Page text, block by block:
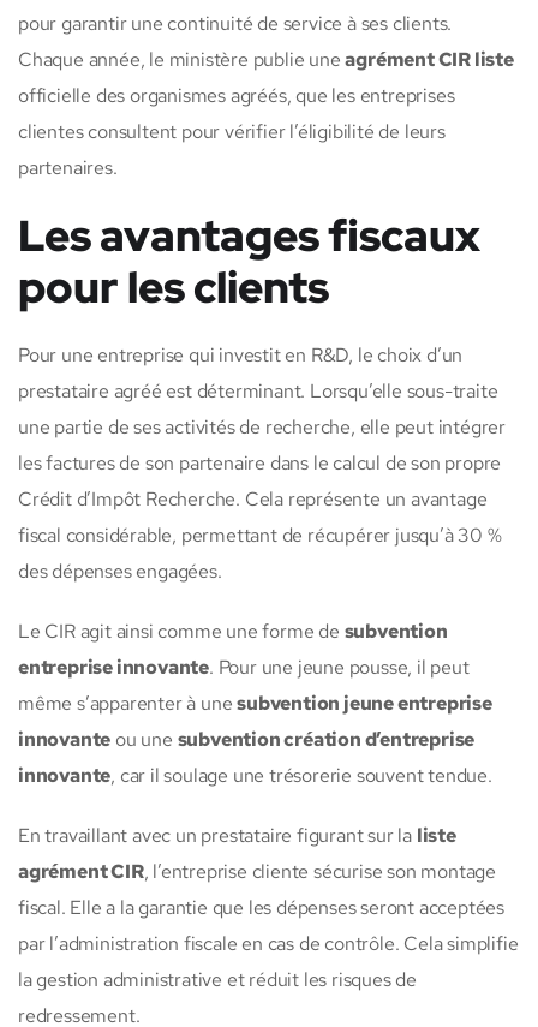
pour garantir une continuité de service à ses clients.
Chaque année, le ministère publie uneagrément CIR liste
officielle des organismes agréés, que les entreprises
clientes consultent pour vérifier l’éligibilité de leurs
partenaires.
Les avantages fiscaux
pour les clients
Pour une entreprise qui investit en R&D, le choix d’un
prestataire agréé est déterminant. Lorsqu’elle sous-traite
une partie de ses activités de recherche, elle peut intégrer
les factures de son partenaire dans le calcul de son propre
Crédit d’Impôt Recherche. Cela représente un avantage
fiscal considérable, permettant de récupérer jusqu’à 30 %
des dépenses engagées.
Le CIR agit ainsi comme une forme de subvention
entreprise innovante. Pour une jeune pousse, il peut
même s’apparenter à unesubvention jeune entreprise
innovante ou une subvention création d’entreprise
innovante, car il soulage une trésorerie souvent tendue.
En travaillant avec un prestataire figurant sur la liste
agrément CIR, l’entreprise cliente sécurise son montage
fiscal. Elle a la garantie que les dépenses seront acceptées
par l’administration fiscale en cas de contrôle. Cela simplifie
la gestion administrative et réduit les risques de
redressement.